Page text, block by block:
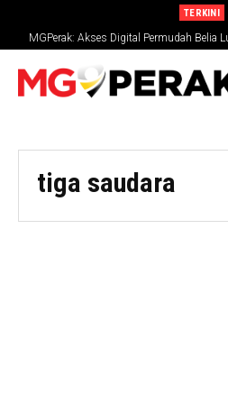
TERKINI
MGPerak: Akses Digital Permudah Belia
Muda
tiga saudara